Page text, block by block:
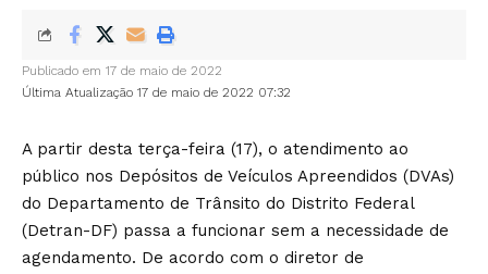
Última Atualização 17 de maio de 2022 07:32
Publicado em 17 de maio de 2022
A partir desta terça-feira (17), o atendimento ao
público nos Depósitos de Veículos Apreendidos (DVAs)
do Departamento de Trânsito do Distrito Federal
(Detran-DF) passa a funcionar sem a necessidade de
agendamento. De acordo com o diretor de